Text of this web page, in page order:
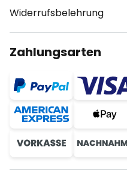
Widerrufsbelehrung
Zahlungsarten